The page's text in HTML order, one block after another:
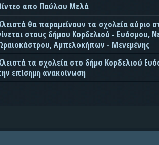
απο Παύλου Μελά
θα παραμείνουν τα σχολεία αύριο
στους δήμου Κορδελιού - Ευόσμου,
Αμπελοκήπων - Μενεμένης
τα σχολεία στο δήμο Κορδελιού
επίσημη ανακοίνωση